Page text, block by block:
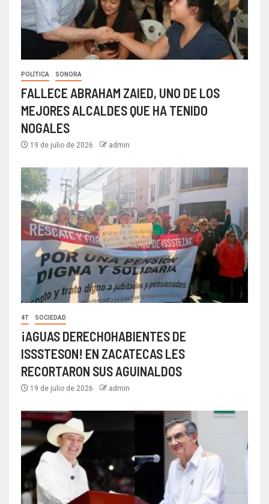
POLÍTICA SONORA
FALLECE ABRAHAM ZAIED, UNO DE LOS
MEJORES ALCALDES QUE HA TENIDO
NOGALES
19 de julio de 2026 admin
4T SOCIEDAD
¡AGUAS DERECHOHABIENTES DE
ISSSTESON! EN ZACATECAS LES
RECORTARON SUS AGUINALDOS
19 de julio de 2026 admin